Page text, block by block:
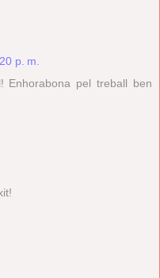
p. m.
Enhorabona pel treball ben